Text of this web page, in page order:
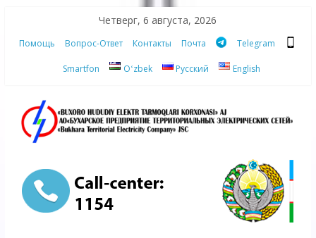
content
Четверг, 6 августа, 2026
Помощь Вопрос-Ответ Контакты Почта Telegram
Smartfon Oʻzbek Русский English
АО
"Бухарское